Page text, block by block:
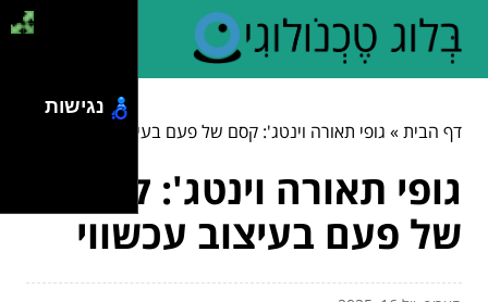
דף הבית» גופי תאורה וינטג': קסם של פעם בעיצוב עכשווי
גופי תאורה וינטג': קסם
של פעם בעיצוב עכשווי
נגישות